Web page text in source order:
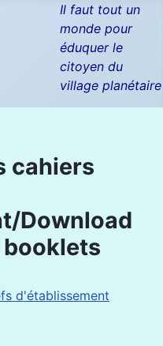
Il faut tout un
monde pour
éduquer le
citoyen du
village planétaire
cahiers
Download
d'établissement